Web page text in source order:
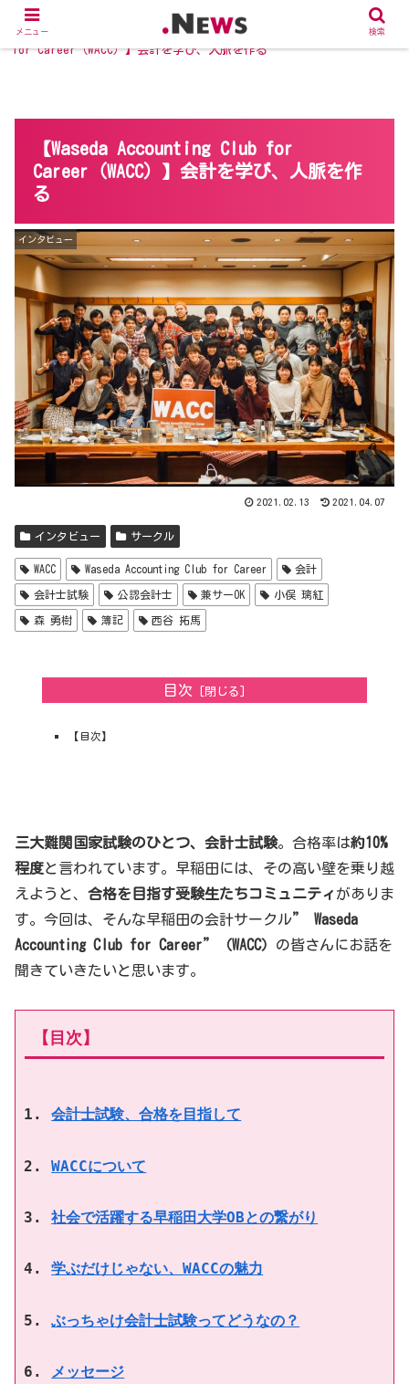
ホーム インタビュー
【Waseda Accounting Club
for Career（WACC）】会計を学び、人脈を作る
【Waseda Accounting Club for
Career（WACC）】会計を学び、人脈を作
る
インタビュー
2021.02.13 2021.04.07
インタビュー サークル
WACC Waseda Accounting Club for Career 会計
会計士試験 公認会計士 兼サーOK 小俣 璃紅
森 勇樹 簿記 西谷 拓馬
目次
【目次】
三大難関国家試験のひとつ、会計士試験。合格率は約10%
程度と言われています。早稲田には、その高い壁を乗り越
えようと、 合格を目指す受験生たちコミュニティ がありま
す。今回は、そんな早稲田の会計サークル” Waseda
Accounting Club for Career”（WACC） の皆さんにお話を
聞きていきたいと思います。
【目次】
会計士試験、合格を目指して
WACCについて
社会で活躍する早稲田大学OBとの繋がり
学ぶだけじゃない、WACCの魅力
ぶっちゃけ会計士試験ってどうなの？
メッセージ
メニュー 検索